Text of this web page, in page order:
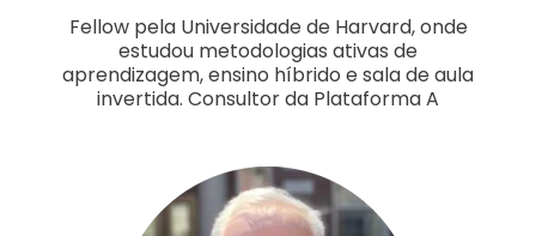
Fellow pela Universidade de Harvard, onde
estudou metodologias ativas de
aprendizagem, ensino híbrido e sala de aula
invertida. Consultor da Plataforma A